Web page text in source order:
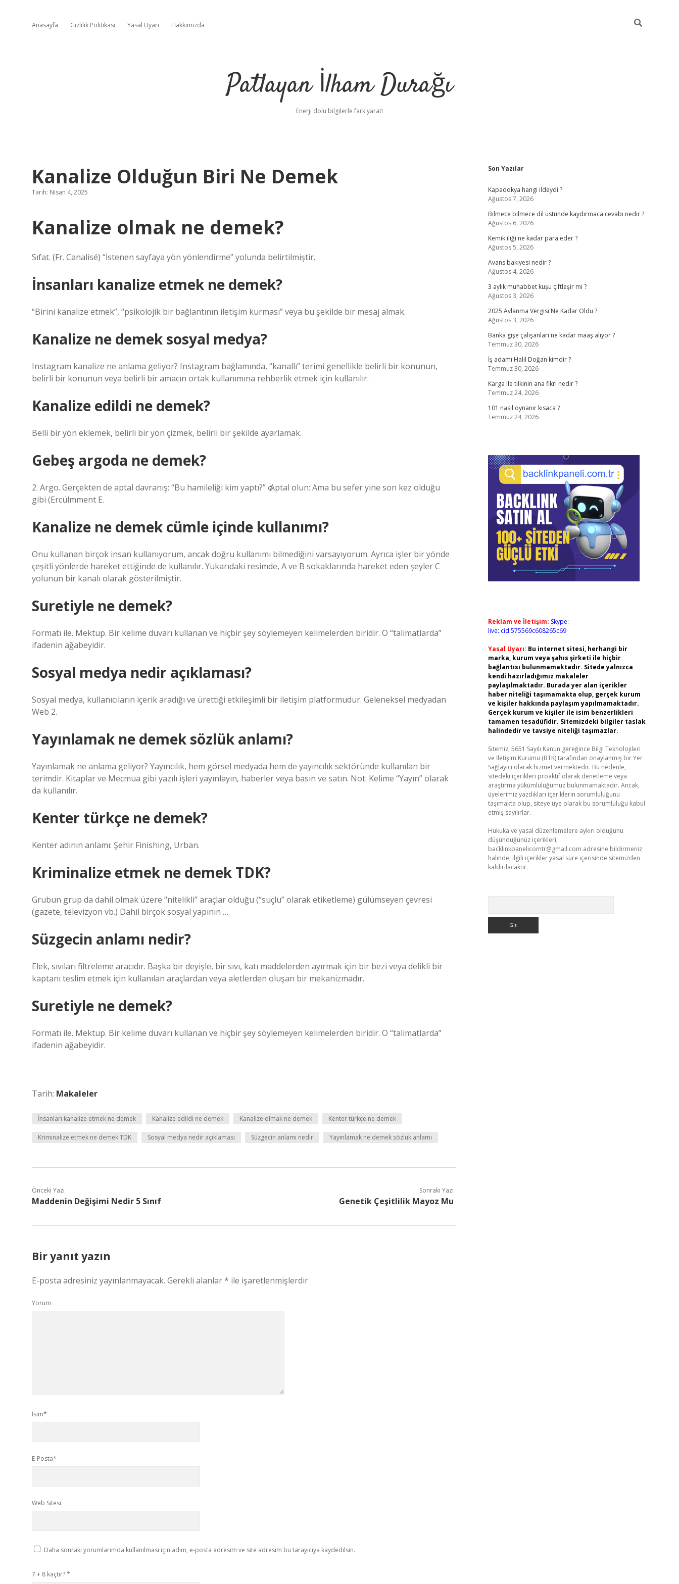
Anasayfa Gizlilik Politikası Yasal Uyarı Hakkımızda
Patlayan İlham Durağı
Enerji dolu bilgilerle fark yarat!
Kanalize Olduğun Biri Ne Demek
Tarih: Nisan 4, 2025
Kanalize olmak ne demek?
Sıfat. (Fr. Canalisé) “İstenen sayfaya yön yönlendirme” yolunda belirtilmiştir.
İnsanları kanalize etmek ne demek?
“Birini kanalize etmek”, “psikolojik bir bağlantının iletişim kurması” veya bu şekilde bir mesaj almak.
Kanalize ne demek sosyal medya?
Instagram kanalize ne anlama geliyor? Instagram bağlamında, “kanallı” terimi genellikle belirli bir konunun,
belirli bir konunun veya belirli bir amacın ortak kullanımına rehberlik etmek için kullanılır.
Kanalize edildi ne demek?
Belli bir yön eklemek, belirli bir yön çizmek, belirli bir şekilde ayarlamak.
Gebeş argoda ne demek?
2. Argo. Gerçekten de aptal davranış: “Bu hamileliği kim yaptı?” ѻ Aptal olun: Ama bu sefer yine son kez olduğu
gibi (Ercülmment E.
Kanalize ne demek cümle içinde kullanımı?
Onu kullanan birçok insan kullanıyorum, ancak doğru kullanımı bilmediğini varsayıyorum. Ayrıca işler bir yönde
çeşitli yönlerde hareket ettiğinde de kullanılır. Yukarıdaki resimde, A ve B sokaklarında hareket eden şeyler C
yolunun bir kanalı olarak gösterilmiştir.
Suretiyle ne demek?
Formatı ile. Mektup. Bir kelime duvarı kullanan ve hiçbir şey söylemeyen kelimelerden biridir. O “talimatlarda”
ifadenin ağabeyidir.
Sosyal medya nedir açıklaması?
Sosyal medya, kullanıcıların içerik aradığı ve ürettiği etkileşimli bir iletişim platformudur. Geleneksel medyadan
Web 2.
Yayınlamak ne demek sözlük anlamı?
Yayınlamak ne anlama geliyor? Yayıncılık, hem görsel medyada hem de yayıncılık sektöründe kullanılan bir
terimdir. Kitaplar ve Mecmua gibi yazılı işleri yayınlayın, haberler veya basın ve satın. Not: Kelime “Yayın” olarak
da kullanılır.
Kenter türkçe ne demek?
Kenter adının anlamı: Şehir Finishing, Urban.
Kriminalize etmek ne demek TDK?
Grubun grup da dahil olmak üzere “nitelikli” araçlar olduğu (“suçlu” olarak etiketleme) gülümseyen çevresi
(gazete, televizyon vb.) Dahil birçok sosyal yapının …
Süzgecin anlamı nedir?
Elek, sıvıları filtreleme aracıdır. Başka bir deyişle, bir sıvı, katı maddelerden ayırmak için bir bezi veya delikli bir
kaptanı teslim etmek için kullanılan araçlardan veya aletlerden oluşan bir mekanizmadır.
Suretiyle ne demek?
Formatı ile. Mektup. Bir kelime duvarı kullanan ve hiçbir şey söylemeyen kelimelerden biridir. O “talimatlarda”
ifadenin ağabeyidir.
Tarih: Makaleler
İnsanları kanalize etmek ne demek Kanalize edildi ne demek Kanalize olmak ne demek Kenter türkçe ne demek
Kriminalize etmek ne demek TDK Sosyal medya nedir açıklaması Süzgecin anlamı nedir Yayınlamak ne demek sözlük anlamı
Önceki Yazı
Maddenin Değişimi Nedir 5 Sınıf
Sonraki Yazı
Genetik Çeşitlilik Mayoz Mu
Bir yanıt yazın
E-posta adresiniz yayınlanmayacak. Gerekli alanlar* ile işaretlenmişlerdir
Yorum
İsim*
E-Posta*
Web Sitesi
Daha sonraki yorumlarımda kullanılması için adım, e-posta adresim ve site adresim bu tarayıcıya kaydedilsin.
7 + 8 kaçtır?*
Sidebar
Son Yazılar
Kapadokya hangi ildeydi ?
Ağustos 7, 2026
Bilmece bilmece dil üstünde kaydırmaca cevabı nedir ?
Ağustos 6, 2026
Kemik iliği ne kadar para eder ?
Ağustos 5, 2026
Avans bakiyesi nedir ?
Ağustos 4, 2026
3 aylık muhabbet kuşu çiftleşir mi ?
Ağustos 3, 2026
2025 Avlanma Vergisi Ne Kadar Oldu ?
Ağustos 3, 2026
Banka gişe çalışanları ne kadar maaş alıyor ?
Temmuz 30, 2026
İş adamı Halil Doğan kimdir ?
Temmuz 30, 2026
Karga ile tilkinin ana fikri nedir ?
Temmuz 24, 2026
101 nasıl oynanır kısaca ?
Temmuz 24, 2026
Reklam ve İletişim: Skype:
live:.cid.575569c608265c69
Yasal Uyarı: Bu internet sitesi, herhangi bir
marka, kurum veya şahıs şirketi ile hiçbir
bağlantısı bulunmamaktadır. Sitede yalnızca
kendi hazırladığımız makaleler
paylaşılmaktadır. Burada yer alan içerikler
haber niteliği taşımamakta olup, gerçek kurum
ve kişiler hakkında paylaşım yapılmamaktadır.
Gerçek kurum ve kişiler ile isim benzerlikleri
tamamen tesadüfidir. Sitemizdeki bilgiler taslak
halindedir ve tavsiye niteliği taşımazlar.
Sitemiz, 5651 Sayılı Kanun gereğince Bilgi Teknolojileri
ve İletişim Kurumu (BTK) tarafından onaylanmış bir Yer
Sağlayıcı olarak hizmet vermektedir. Bu nedenle,
sitedeki içerikleri proaktif olarak denetleme veya
araştırma yükümlülüğümüz bulunmamaktadır. Ancak,
üyelerimiz yazdıkları içeriklerin sorumluluğunu
taşımakta olup, siteye üye olarak bu sorumluluğu kabul
etmiş sayılırlar.
Hukuka ve yasal düzenlemelere aykırı olduğunu
düşündüğünüz içerikleri,
backlinkpanelicomtr@gmail.com adresine bildirmeniz
halinde, ilgili içerikler yasal süre içerisinde sitemizden
kaldırılacaktır.